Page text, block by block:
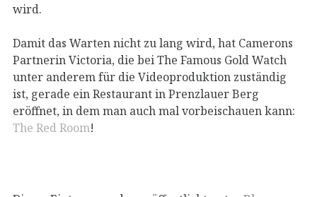
wird.
Damit das Warten nicht zu lang wird, hat Camerons
Partnerin Victoria, die bei The Famous Gold Watch
unter anderem für die Videoproduktion zuständig
ist, gerade ein Restaurant in Prenzlauer Berg
eröffnet, in dem man auch mal vorbeischauen kann:
The Red Room!